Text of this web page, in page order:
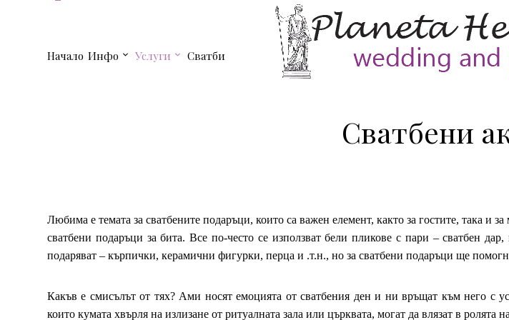
Начало Инфо Услуги Сватби
Сватбени
Любима е темата за сватбените подаръци, които са важен елемент, както за гостите, така и
сватбени подаръци за бита. Все по-често се използват бели пликове с пари – сватбен
подаряват – кърпички, керамични фигурки, перца и .т.н., но за сватбени подаръци ще
Какъв е смисълът от тях? Ами носят емоцията от сватбения ден и ни връщат към него с
които кумата хвърля на излизане от ритуалната зала или църквата, могат да влязат в